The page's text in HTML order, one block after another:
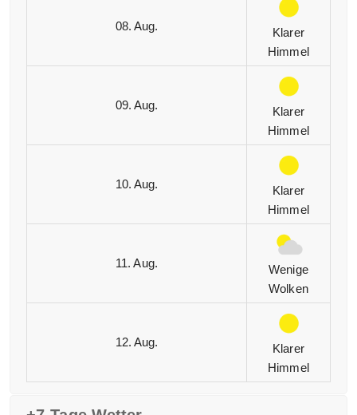
08. Aug.
Klarer
Himmel
09. Aug.
Klarer
Himmel
10. Aug.
Klarer
Himmel
11. Aug.
Wenige
Wolken
12. Aug.
Klarer
Himmel